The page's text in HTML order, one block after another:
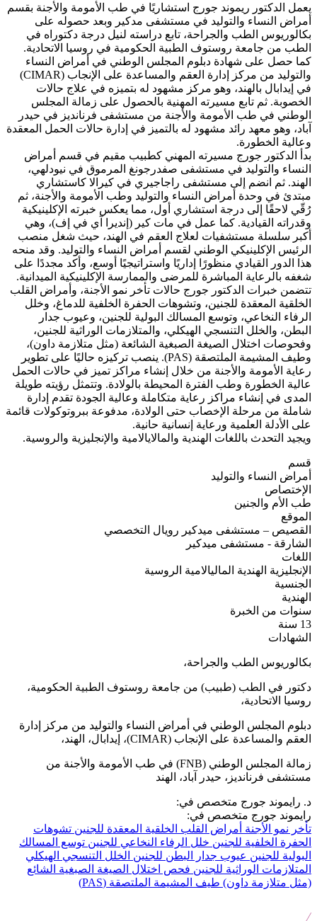
يعمل الدكتور ريموند جورج استشاريًا في طب الأمومة والأجنة بقسم
أمراض النساء والتوليد في مستشفى مدكير وبعد حصوله على
بكالوريوس الطب والجراحة، تابع دراسته لنيل درجة دكتوراه في
الطب من جامعة روستوف الطبية الحكومية في روسيا الاتحادية.
كما حصل على شهادة دبلوم المجلس الوطني في أمراض النساء
والتوليد من مركز إدارة العقم والمساعدة على الإنجاب (CIMAR)
في إيدابال بالهند، وهو مركز مشهود له بتميزه في علاج حالات
الخصوبة. ثم تابع مسيرته المهنية بالحصول على زمالة المجلس
الوطني في طب الأمومة والأجنة من مستشفى فرنانديز في حيدر
آباد، وهو معهد رائد مشهود له بالتميز في إدارة حالات الحمل المعقدة
وعالية الخطورة.
بدأ الدكتور جورج مسيرته المهني كطبيب مقيم في قسم أمراض
النساء والتوليد في مستشفى صفدرجونغ المرموق في نيودلهي،
الهند. ثم انضم إلى مستشفى راجاجيري في كيرالا كاستشاري
مبتدئ في وحدة أمراض النساء والتوليد وطب الأمومة والأجنة، ثم
رُقّي لاحقًا إلى درجة استشاري أول، مما يعكس خبرته الإكلينيكية
وقدراته القيادية. كما عمل في مات كير (إنديرا آي في إف)، وهي
أكبر سلسلة مستشفيات لعلاج العقم في الهند، حيث شغل منصب
الرئيس الإكلينيكي الوطني لقسم أمراض النساء والتوليد. وقد منحه
هذا الدور القيادي منظورًا إداريًا واستراتيجيًا أوسع، وأكد مجددًا على
شغفه بالرعاية المباشرة للمرضى والممارسة الإكلينيكية الميدانية.
تتضمن خبرات الدكتور جورج حالات تأخر نمو الأجنة، وأمراض القلب
الخلقية المعقدة للجنين، وتشوهات الحفرة الخلفية للدماغ، وخلل
الرفاء النخاعي، وتوسع المسالك البولية للجنين، وعيوب جدار
البطن، والخلل التنسجي الهيكلي، والمتلازمات الوراثية للجنين،
وفحوصات اختلال الصيغة الصبغية الشائعة (مثل متلازمة داون)،
وطيف المشيمة الملتصقة (PAS). ينصب تركيزه حاليًا على تطوير
رعاية الأمومة والأجنة من خلال إنشاء مراكز تميز في حالات الحمل
عالية الخطورة وطب الفترة المحيطة بالولادة. وتتمثل رؤيته طويلة
المدى في إنشاء مراكز رعاية متكاملة وعالية الجودة تقدم إدارة
شاملة من مرحلة الإخصاب حتى الولادة، مدفوعة ببروتوكولات قائمة
على الأدلة العلمية ورعاية إنسانية حانية.
ويجيد التحدث باللغات الهندية والمالايالامية والإنجليزية والروسية.
قسم
أمراض النساء والتوليد
الإختصاص
طب الأم والجنين
الموقع
القصيص – مستشفى ميدكير رويال التخصصي
الشارقة - مستشفى ميدكير
اللغات
الإنجليزية الهندية الماليالامية الروسية
الجنسية
الهندية
سنوات من الخبرة
13 سنة
الشهادات
بكالوريوس الطب والجراحة،
دكتور في الطب (طبيب) من جامعة روستوف الطبية الحكومية،
روسيا الاتحادية،
دبلوم المجلس الوطني في أمراض النساء والتوليد من مركز إدارة
العقم والمساعدة على الإنجاب (CIMAR)، إيدابال، الهند،
زمالة المجلس الوطني (FNB) في طب الأمومة والأجنة من
مستشفى فرنانديز، حيدر آباد، الهند
د. رايموند جورج متخصص في:
رايموند جورج متخصص في:
تأخر نمو الأجنة أمراض القلب الخلقية المعقدة للجنين تشوهات
الحفرة الخلفية للجنين خلل الرفاء النخاعي للجنين توسع المسالك
البولية للجنين عيوب جدار البطن للجنين الخلل التنسجي الهيكلي
المتلازمات الوراثية للجنين فحص اختلال الصيغة الصبغية الشائع
(مثل متلازمة داون) طيف المشيمة الملتصقة (PAS)